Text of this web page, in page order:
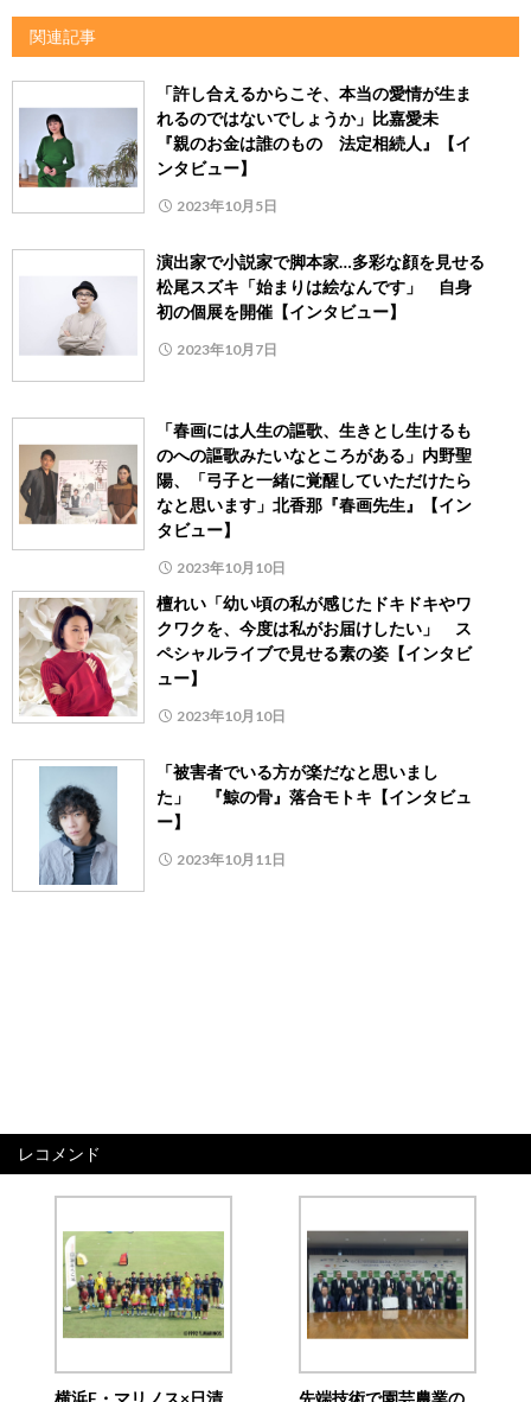
関連記事
「許し合えるからこそ、本当の愛情が生ま
れるのではないでしょうか」比嘉愛未
『親のお金は誰のもの 法定相続人』【イ
ンタビュー】
2023年10月5日
演出家で小説家で脚本家…多彩な顔を見せる
松尾スズキ「始まりは絵なんです」 自身
初の個展を開催【インタビュー】
2023年10月7日
「春画には人生の謳歌、生きとし生けるも
のへの謳歌みたいなところがある」内野聖
陽、「弓子と一緒に覚醒していただけたら
なと思います」北香那『春画先生』【イン
タビュー】
2023年10月10日
檀れい「幼い頃の私が感じたドキドキやワ
クワクを、今度は私がお届けしたい」 ス
ペシャルライブで見せる素の姿【インタビ
ュー】
2023年10月10日
「被害者でいる方が楽だなと思いまし
た」 『鯨の骨』落合モトキ【インタビュ
ー】
2023年10月11日
レコメンド